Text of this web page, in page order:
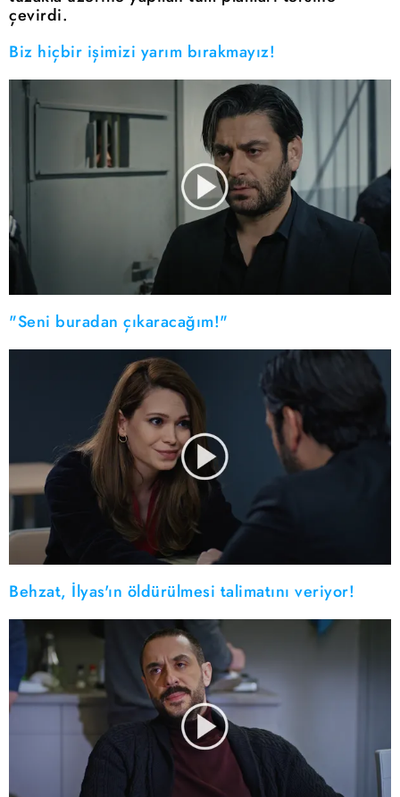
çevirdi.
Biz hiçbir işimizi yarım bırakmayız!
"Seni buradan çıkaracağım!"
Behzat, İlyas'ın öldürülmesi talimatını veriyor!